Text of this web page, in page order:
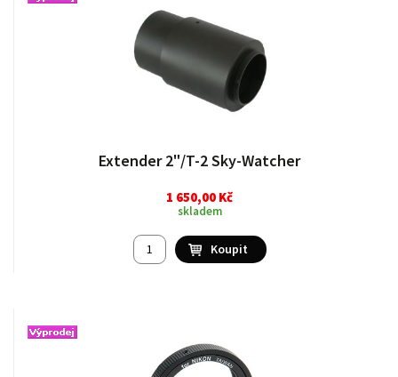
Extender 2"/T-2 Sky-Watcher
1 650,00 Kč
skladem